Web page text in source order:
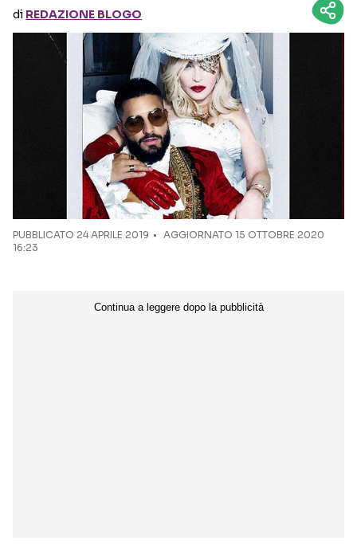
Seguici sui social
di REDAZIONE BLOGO
PUBBLICATO 24 APRILE 2019
AGGIORNATO 15 OTTOBRE 2020
16:23